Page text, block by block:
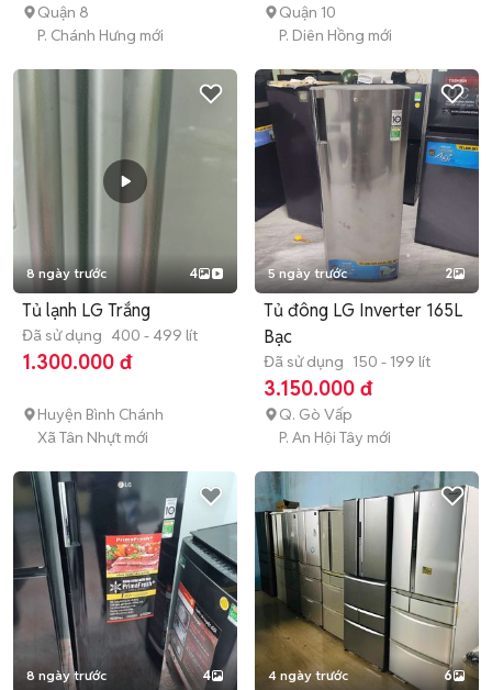
Quận 8
P. Chánh Hưng mới
Quận 10
P. Diên Hồng mới
8 ngày trước 4
Tủ lạnh LG Trắng
Đã sử dụng 400 - 499 lít
1.300.000 đ
Huyện Bình Chánh
Xã Tân Nhựt mới
5 ngày trước 2
Tủ đông LG Inverter 165L
Bạc
Đã sử dụng 150 - 199 lít
3.150.000 đ
Q. Gò Vấp
P. An Hội Tây mới
8 ngày trước 4 4 ngày trước 6